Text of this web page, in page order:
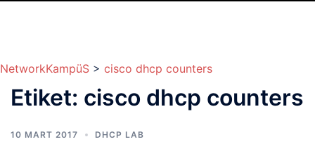
NetworkKampüS > cisco dhcp counters
Etiket: cisco dhcp counters
10 MART 2017 DHCP LAB